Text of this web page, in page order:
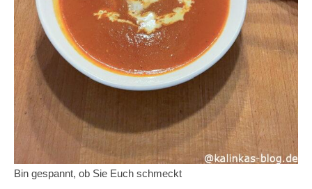
Bin gespannt, ob Sie Euch schmeckt